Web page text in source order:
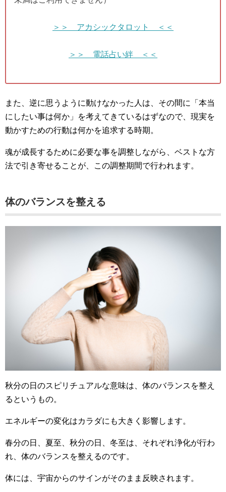
＞＞ アカシックタロット ＜＜
＞＞ 電話占い絆 ＜＜
また、逆に思うように動けなかった人は、その間に「本当
にしたい事は何か」を考えてきているはずなので、現実を
動かすための行動は何かを追求する時期。
魂が成長するために必要な事を調整しながら、ベストな方
法で引き寄せることが、この調整期間で行われます。
体のバランスを整える
秋分の日のスピリチュアルな意味は、体のバランスを整え
るというもの。
エネルギーの変化はカラダにも大きく影響します。
春分の日、夏至、秋分の日、冬至は、それぞれ浄化が行わ
れ、体のバランスを整えるのです。
体には、宇宙からのサインがそのまま反映されます。